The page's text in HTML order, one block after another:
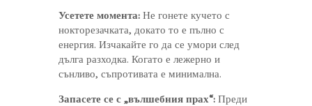
Усетете момента: Не гонете кучето с
нокторезачката, докато то е пълно с
енергия. Изчакайте го да се умори след
дълга разходка. Когато е лежерно и
сънливо, съпротивата е минимална.
Запасете се с „вълшебния прах“: Преди